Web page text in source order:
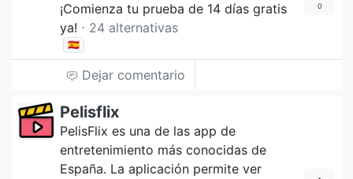
¡Comienza tu prueba de 14 días gratis
ya! ⋅ 24 alternativas
🇪🇸
0
Dejar comentario
Pelisflix
PelisFlix es una de las app de
entretenimiento más conocidas de
España. La aplicación permite ver